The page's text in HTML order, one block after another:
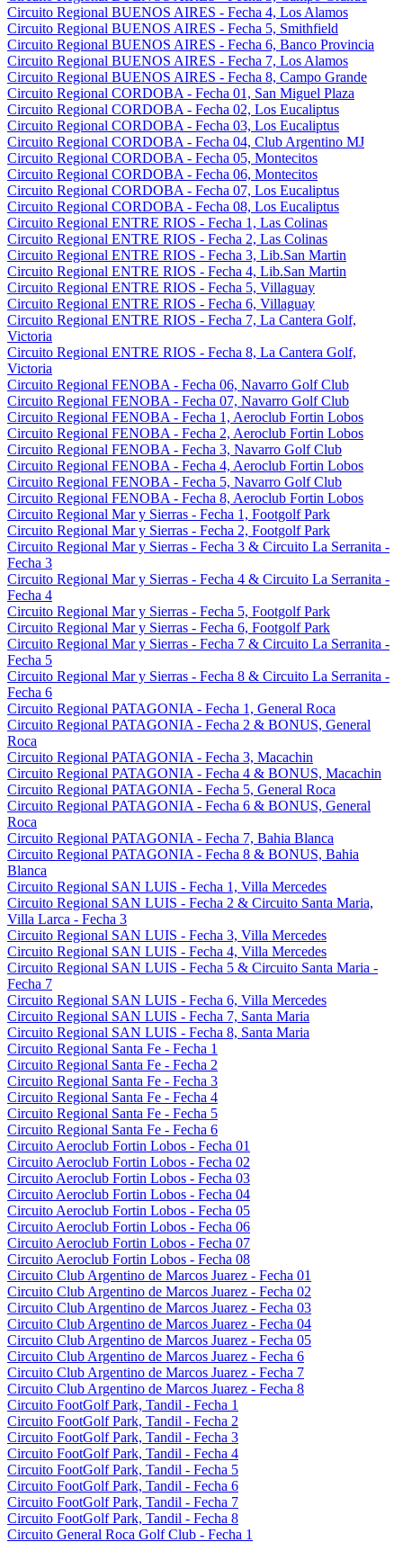
Circuito Regional BUENOS AIRES - Fecha 4, Los Alamos
Circuito Regional BUENOS AIRES - Fecha 5, Smithfield
Circuito Regional BUENOS AIRES - Fecha 6, Banco Provincia
Circuito Regional BUENOS AIRES - Fecha 7, Los Alamos
Circuito Regional BUENOS AIRES - Fecha 8, Campo Grande
Circuito Regional CORDOBA - Fecha 01, San Miguel Plaza
Circuito Regional CORDOBA - Fecha 02, Los Eucaliptus
Circuito Regional CORDOBA - Fecha 03, Los Eucaliptus
Circuito Regional CORDOBA - Fecha 04, Club Argentino MJ
Circuito Regional CORDOBA - Fecha 05, Montecitos
Circuito Regional CORDOBA - Fecha 06, Montecitos
Circuito Regional CORDOBA - Fecha 07, Los Eucaliptus
Circuito Regional CORDOBA - Fecha 08, Los Eucaliptus
Circuito Regional ENTRE RIOS - Fecha 1, Las Colinas
Circuito Regional ENTRE RIOS - Fecha 2, Las Colinas
Circuito Regional ENTRE RIOS - Fecha 3, Lib.San Martin
Circuito Regional ENTRE RIOS - Fecha 4, Lib.San Martin
Circuito Regional ENTRE RIOS - Fecha 5, Villaguay
Circuito Regional ENTRE RIOS - Fecha 6, Villaguay
Circuito Regional ENTRE RIOS - Fecha 7, La Cantera Golf,
Victoria
Circuito Regional ENTRE RIOS - Fecha 8, La Cantera Golf,
Victoria
Circuito Regional FENOBA - Fecha 06, Navarro Golf Club
Circuito Regional FENOBA - Fecha 07, Navarro Golf Club
Circuito Regional FENOBA - Fecha 1, Aeroclub Fortin Lobos
Circuito Regional FENOBA - Fecha 2, Aeroclub Fortin Lobos
Circuito Regional FENOBA - Fecha 3, Navarro Golf Club
Circuito Regional FENOBA - Fecha 4, Aeroclub Fortin Lobos
Circuito Regional FENOBA - Fecha 5, Navarro Golf Club
Circuito Regional FENOBA - Fecha 8, Aeroclub Fortin Lobos
Circuito Regional Mar y Sierras - Fecha 1, Footgolf Park
Circuito Regional Mar y Sierras - Fecha 2, Footgolf Park
Circuito Regional Mar y Sierras - Fecha 3 & Circuito La Serranita -
Fecha 3
Circuito Regional Mar y Sierras - Fecha 4 & Circuito La Serranita -
Fecha 4
Circuito Regional Mar y Sierras - Fecha 5, Footgolf Park
Circuito Regional Mar y Sierras - Fecha 6, Footgolf Park
Circuito Regional Mar y Sierras - Fecha 7 & Circuito La Serranita -
Fecha 5
Circuito Regional Mar y Sierras - Fecha 8 & Circuito La Serranita -
Fecha 6
Circuito Regional PATAGONIA - Fecha 1, General Roca
Circuito Regional PATAGONIA - Fecha 2 & BONUS, General
Roca
Circuito Regional PATAGONIA - Fecha 3, Macachin
Circuito Regional PATAGONIA - Fecha 4 & BONUS, Macachin
Circuito Regional PATAGONIA - Fecha 5, General Roca
Circuito Regional PATAGONIA - Fecha 6 & BONUS, General
Roca
Circuito Regional PATAGONIA - Fecha 7, Bahia Blanca
Circuito Regional PATAGONIA - Fecha 8 & BONUS, Bahia
Blanca
Circuito Regional SAN LUIS - Fecha 1, Villa Mercedes
Circuito Regional SAN LUIS - Fecha 2 & Circuito Santa Maria,
Villa Larca - Fecha 3
Circuito Regional SAN LUIS - Fecha 3, Villa Mercedes
Circuito Regional SAN LUIS - Fecha 4, Villa Mercedes
Circuito Regional SAN LUIS - Fecha 5 & Circuito Santa Maria -
Fecha 7
Circuito Regional SAN LUIS - Fecha 6, Villa Mercedes
Circuito Regional SAN LUIS - Fecha 7, Santa Maria
Circuito Regional SAN LUIS - Fecha 8, Santa Maria
Circuito Regional Santa Fe - Fecha 1
Circuito Regional Santa Fe - Fecha 2
Circuito Regional Santa Fe - Fecha 3
Circuito Regional Santa Fe - Fecha 4
Circuito Regional Santa Fe - Fecha 5
Circuito Regional Santa Fe - Fecha 6
Circuito Aeroclub Fortin Lobos - Fecha 01
Circuito Aeroclub Fortin Lobos - Fecha 02
Circuito Aeroclub Fortin Lobos - Fecha 03
Circuito Aeroclub Fortin Lobos - Fecha 04
Circuito Aeroclub Fortin Lobos - Fecha 05
Circuito Aeroclub Fortin Lobos - Fecha 06
Circuito Aeroclub Fortin Lobos - Fecha 07
Circuito Aeroclub Fortin Lobos - Fecha 08
Circuito Club Argentino de Marcos Juarez - Fecha 01
Circuito Club Argentino de Marcos Juarez - Fecha 02
Circuito Club Argentino de Marcos Juarez - Fecha 03
Circuito Club Argentino de Marcos Juarez - Fecha 04
Circuito Club Argentino de Marcos Juarez - Fecha 05
Circuito Club Argentino de Marcos Juarez - Fecha 6
Circuito Club Argentino de Marcos Juarez - Fecha 7
Circuito Club Argentino de Marcos Juarez - Fecha 8
Circuito FootGolf Park, Tandil - Fecha 1
Circuito FootGolf Park, Tandil - Fecha 2
Circuito FootGolf Park, Tandil - Fecha 3
Circuito FootGolf Park, Tandil - Fecha 4
Circuito FootGolf Park, Tandil - Fecha 5
Circuito FootGolf Park, Tandil - Fecha 6
Circuito FootGolf Park, Tandil - Fecha 7
Circuito FootGolf Park, Tandil - Fecha 8
Circuito General Roca Golf Club - Fecha 1